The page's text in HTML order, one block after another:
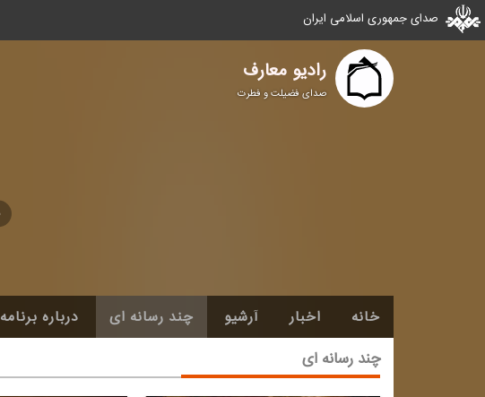
صدای جمهوری اسلامی ایران
رادیو معارف
صدای فضیلت و فطرت
خانه اخبار آرشیو چند رسانه ای درباره برنامه
چند رسانه ای